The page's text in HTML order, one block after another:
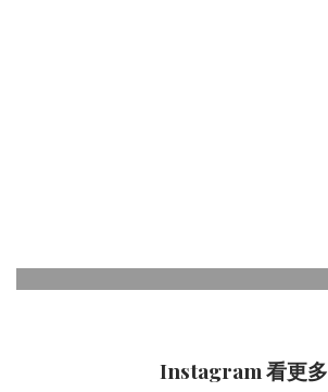
媒體專區
Instagram 看更多